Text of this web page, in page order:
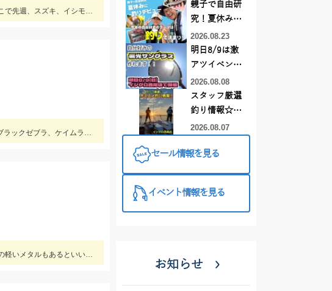
尺アジ、青物狙いでジグサビキで釣りを開始し、カマスがちょこちょこ釣れるものの、狙いの魚は釣れず…。そこで先週、スズキ、イシモチを釣ることができたモッチーリグをセット！スパテラを使ってシャクりながら誘っていると、ゴンっと強い当たりがあり、なかなか歯ごたえのある引きを楽しみながら慎重に引き上げると、正体はマゴチでした。人生初マゴチの喜びと、モッチーリグで釣れたことの驚きでとても充実した釣行でした。絡まないし、ちゃんと釣れるし、モッチーリグに心から感謝しています( ´ ▽ ` )ﾉ
南伊勢の三吉丸さんでイカメテル行ってきました♪メタルは15～25号！！ヒットカラーは定番の赤緑、オレンジブラックゼブラ、ケイムラブルーなどに好反応♬マイカのサイズも大きくなってきており数、型ともに狙える今がベストタイミングです!(^^)!
イカメタル好調です♪カラーは赤黄・青・赤緑・ピンクなどに好反応！20～10ｍでもよく釣れるので、15号以下の軽いメタルもあるといいです‼
親子で自由研
究！夏休みに
釣りデビュー
2026.08.23
明日8/9は激
アツイベント
日！！！～オ
ーダー偏光グ
ラス受注会～
2026.08.08
スタッフ厳選
釣り情報☆彡
連休は何釣り
♪【イシグロ
2026.08.07
セール情報を見る
イベント情報を見る
お知らせ